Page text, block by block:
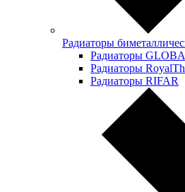
Радиаторы
Радиаторы
Радиаторы
Радиаторы RIFAR